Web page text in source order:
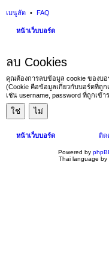
เมนูลัด FAQ
หน้าเว็บบอร์ด
ลบ Cookies
คุณต้องการลบข้อมูล cookie ของบอ
(Cookie คือข้อมูลเกี่ยวกับบอร์ดที่ถู
เช่น username, password ที่ถูกเข้า
หน้าเว็บบอร์ด ติด
Powered by
Thai language by